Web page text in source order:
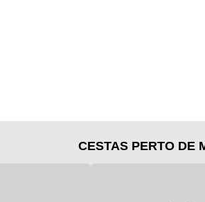
CESTAS PERTO DE